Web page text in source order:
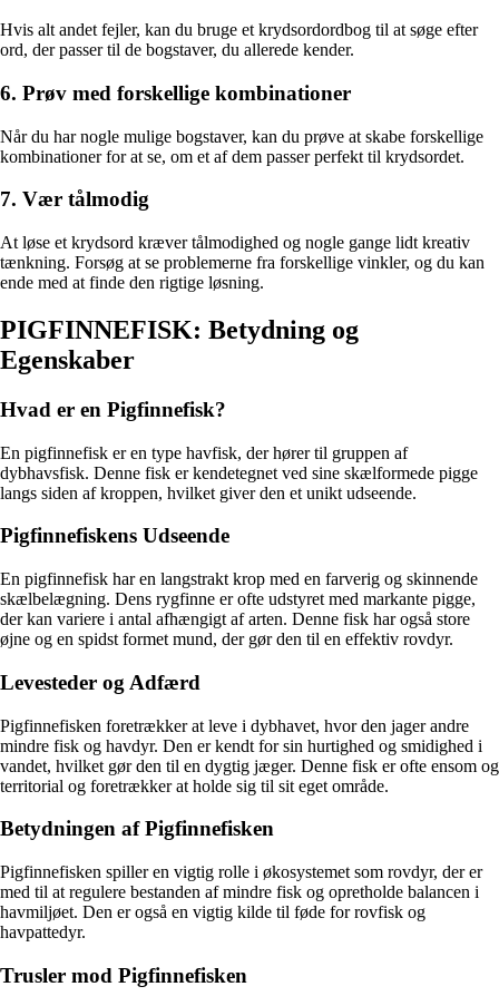
Hvis alt andet fejler, kan du bruge et krydsordordbog til at søge efter
ord, der passer til de bogstaver, du allerede kender.
6. Prøv med forskellige kombinationer
Når du har nogle mulige bogstaver, kan du prøve at skabe forskellige
kombinationer for at se, om et af dem passer perfekt til krydsordet.
7. Vær tålmodig
At løse et krydsord kræver tålmodighed og nogle gange lidt kreativ
tænkning. Forsøg at se problemerne fra forskellige vinkler, og du kan
ende med at finde den rigtige løsning.
PIGFINNEFISK: Betydning og
Egenskaber
Hvad er en Pigfinnefisk?
En pigfinnefisk er en type havfisk, der hører til gruppen af
dybhavsfisk. Denne fisk er kendetegnet ved sine skælformede pigge
langs siden af kroppen, hvilket giver den et unikt udseende.
Pigfinnefiskens Udseende
En pigfinnefisk har en langstrakt krop med en farverig og skinnende
skælbelægning. Dens rygfinne er ofte udstyret med markante pigge,
der kan variere i antal afhængigt af arten. Denne fisk har også store
øjne og en spidst formet mund, der gør den til en effektiv rovdyr.
Levesteder og Adfærd
Pigfinnefisken foretrækker at leve i dybhavet, hvor den jager andre
mindre fisk og havdyr. Den er kendt for sin hurtighed og smidighed i
vandet, hvilket gør den til en dygtig jæger. Denne fisk er ofte ensom og
territorial og foretrækker at holde sig til sit eget område.
Betydningen af Pigfinnefisken
Pigfinnefisken spiller en vigtig rolle i økosystemet som rovdyr, der er
med til at regulere bestanden af mindre fisk og opretholde balancen i
havmiljøet. Den er også en vigtig kilde til føde for rovfisk og
havpattedyr.
Trusler mod Pigfinnefisken